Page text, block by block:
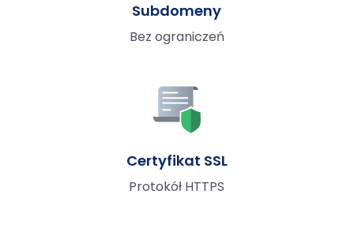
Subdomeny
Bez ograniczeń
Certyfikat SSL
Protokół HTTPS